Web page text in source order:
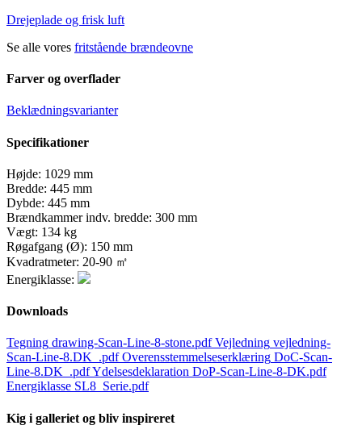
Drejeplade og frisk luft
Se alle vores fritstående brændeovne
Farver og overflader
Beklædningsvarianter
Specifikationer
Højde: 1029 mm
Bredde: 445 mm
Dybde: 445 mm
Brændkammer indv. bredde: 300 mm
Vægt: 134 kg
Røgafgang (Ø): 150 mm
Kvadratmeter: 20-90 ㎡
Energiklasse:
Downloads
Tegning drawing-Scan-Line-8-stone.pdf Vejledning vejledning-
Scan-Line-8.DK_.pdf Overensstemmelseserklæring DoC-Scan-
Line-8.DK_.pdfYdelsesdeklaration DoP-Scan-Line-8-DK.pdf
Energiklasse SL8_Serie.pdf
Kig i galleriet og bliv inspireret